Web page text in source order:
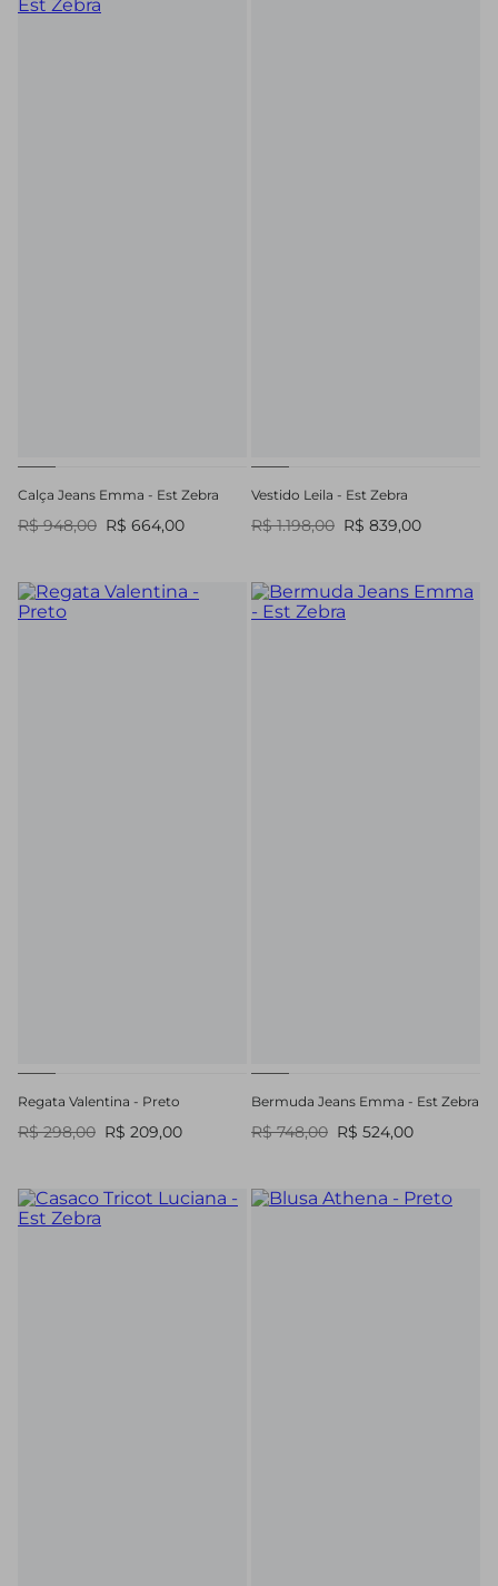
Calça Jeans Emma - Est Zebra
R$ 948,00 R$ 664,00
Vestido Leila - Est Zebra
R$ 1.198,00 R$ 839,00
Regata Valentina - Preto
R$ 298,00 R$ 209,00
Bermuda Jeans Emma - Est Zebra
R$ 748,00 R$ 524,00